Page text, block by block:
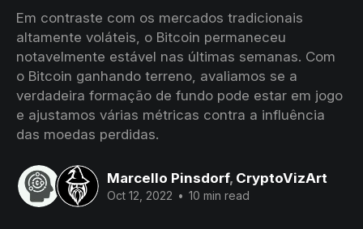
Em contraste com os mercados tradicionais
altamente voláteis, o Bitcoin permaneceu
notavelmente estável nas últimas semanas. Com
o Bitcoin ganhando terreno, avaliamos se a
verdadeira formação de fundo pode estar em jogo
e ajustamos várias métricas contra a influência
das moedas perdidas.
Marcello Pinsdorf, CryptoVizArt
Oct 12, 2022 • 10 min read